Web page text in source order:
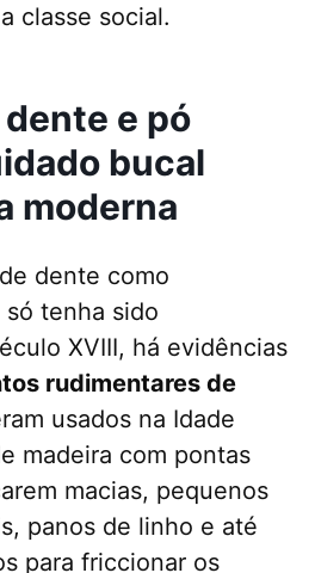
classe social.
e pó
bucal
moderna
dente como
tenha sido
XVIII, há evidências
rudimentares de
usados na Idade
madeira com pontas
macias, pequenos
panos de linho e até
para friccionar os